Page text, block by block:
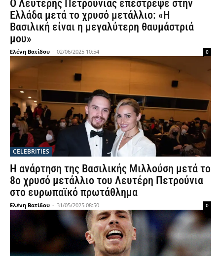
Ο Λευτέρης Πετρούνιας επέστρεψε στην
Ελλάδα μετά το χρυσό μετάλλιο: «Η
Βασιλική είναι η μεγαλύτερη θαυμάστριά
μου»
Ελένη Βατίδου - 02/06/2025 10:54 0
CELEBRITIES
Η ανάρτηση της Βασιλικής Μιλλούση μετά το
8ο χρυσό μετάλλιο του Λευτέρη Πετρούνια
στο ευρωπαϊκό πρωτάθλημα
Ελένη Βατίδου - 31/05/2025 08:50 0